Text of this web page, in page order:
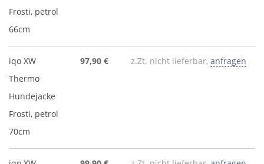
Frosti, petrol
66cm
iqo XW
Thermo
Hundejacke
Frosti, petrol
70cm
97,90 € z.Zt. nicht lieferbar, anfragen